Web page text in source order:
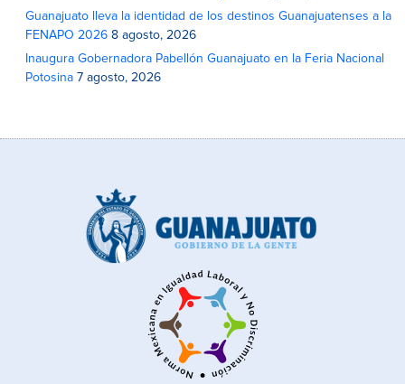
Guanajuato lleva la identidad de los destinos Guanajuatenses a la
FENAPO 2026 8 agosto, 2026
Inaugura Gobernadora Pabellón Guanajuato en la Feria Nacional
Potosina 7 agosto, 2026